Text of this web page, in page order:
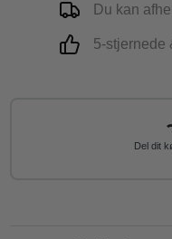
Du kan
5-stjernede
Del dit